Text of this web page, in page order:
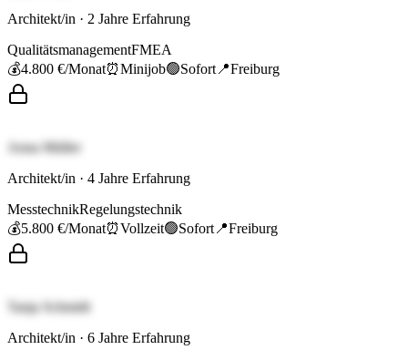
Architekt/in · 2 Jahre Erfahrung
QualitätsmanagementFMEA
💰4.800 €/Monat⏰Minijob🟢Sofort 📍Freiburg
Anna Müller
Architekt/in · 4 Jahre Erfahrung
MesstechnikRegelungstechnik
💰5.800 €/Monat⏰Vollzeit🟢Sofort 📍Freiburg
Tanja Schmidt
Architekt/in · 6 Jahre Erfahrung